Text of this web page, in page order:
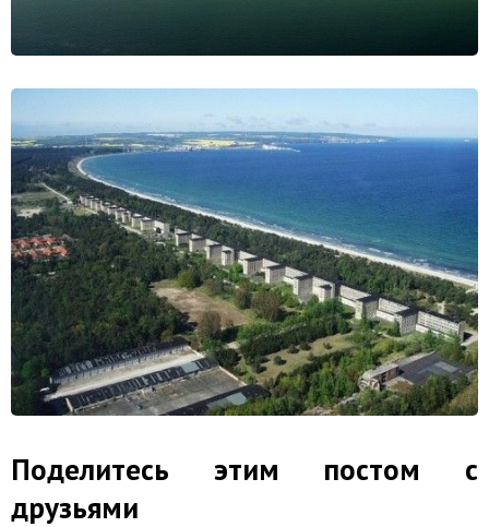
Поделитесь этим постом с
друзьями